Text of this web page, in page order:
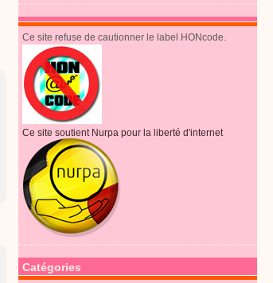
Ce site refuse de cautionner le label HONcode.
Ce site soutient Nurpa pour la liberté d'internet
Catégories